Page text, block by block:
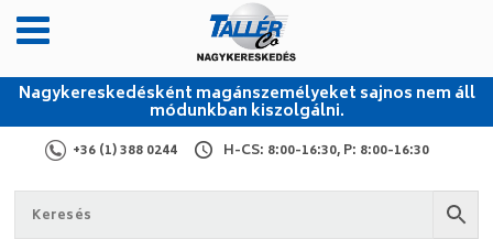
Nagykereskedésként magánszemélyeket sajnos nem áll
módunkban kiszolgálni.
+36 (1) 388 0244 H-CS: 8:00-16:30, P: 8:00-16:30